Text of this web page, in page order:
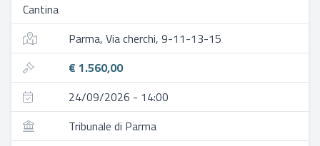
Cantina
Parma, Via cherchi, 9-11-13-15
€ 1.560,00
24/09/2026 - 14:00
Tribunale di Parma